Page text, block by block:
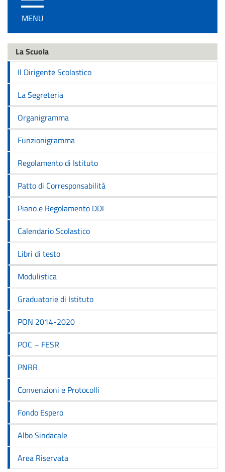
/
disattiva
navigazione
MENU
La Scuola
Il Dirigente Scolastico
La Segreteria
Organigramma
Funzionigramma
Regolamento di Istituto
Patto di Corresponsabilità
Piano e Regolamento DDI
Calendario Scolastico
Libri di testo
Modulistica
Graduatorie di Istituto
PON 2014-2020
POC – FESR
PNRR
Convenzioni e Protocolli
Fondo Espero
Albo Sindacale
Area Riservata